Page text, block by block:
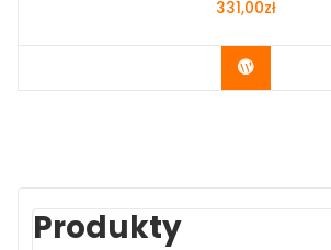
331,00zł
Buy Now
Produkty